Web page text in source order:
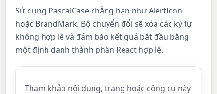
Sử dụng PascalCase chẳng hạn như AlertIcon
hoặc BrandMark. Bộ chuyển đổi sẽ xóa các ký tự
không hợp lệ và đảm bảo kết quả bắt đầu bằng
một định danh thành phần React hợp lệ.
Tham khảo nội dung, trang hoặc công cụ này